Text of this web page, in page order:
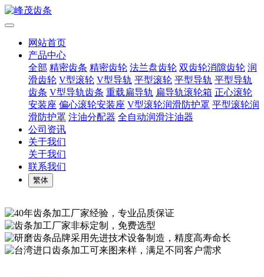
网站首页
产品中心
全部 精密齿条 精密齿轮 法兰盘齿轮 双齿轮消隙齿轮 润
滑齿轮 V型滚轮 V型导轨 平型滚轮 平型导轨 平型导轨
齿条 V型导轨齿条 重载扁导轨 扁导轨滚轮箱 正心滚轮
安装座 偏心滚轮安装座 V型滚轮润滑防护罩 平型滚轮润
滑防护罩 注油分配器 全自动润滑注油器
公司资讯
关于我们
关于我们
联系我们
繁体